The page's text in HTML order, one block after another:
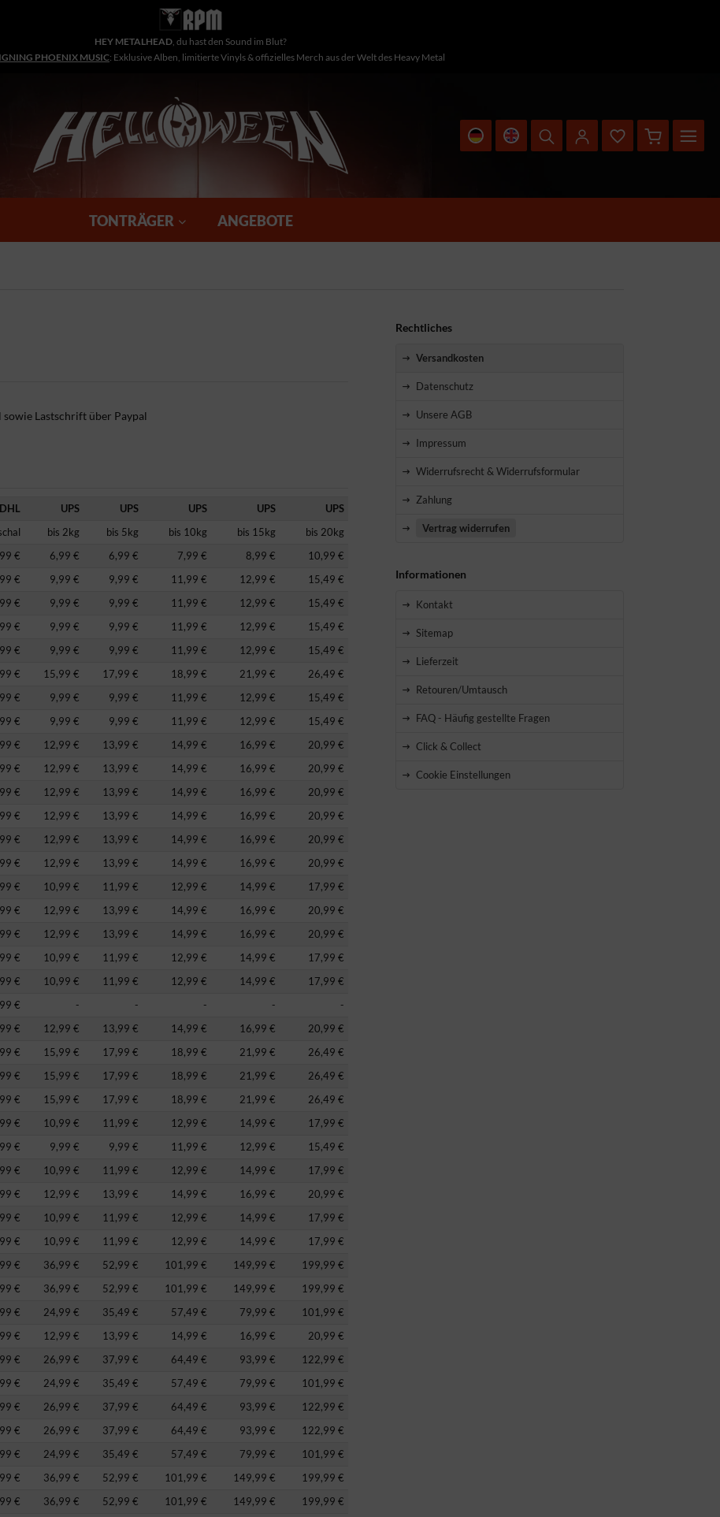
HEY METALHEAD, du hast den Sound im Blut?
PHOENIX MUSIC: Exklusive Alben, limitierte Vinyls & offizielles Merch aus der Welt des Heavy Metal
TONTRÄGER ANGEBOTE
Lastschrift über Paypal
DHL UPS UPS UPS UPS
UPS
bis 2kg bis 5kg bis 10kg bis 15kg
bis 20kg
€ 6,99 € 6,99 € 7,99 € 8,99 €
10,99 €
€ 9,99 € 9,99 € 11,99 € 12,99 €
15,49 €
€ 9,99 € 9,99 € 11,99 € 12,99 €
15,49 €
€ 9,99 € 9,99 € 11,99 € 12,99 €
15,49 €
€ 9,99 € 9,99 € 11,99 € 12,99 €
15,49 €
€ 15,99 € 17,99 € 18,99 € 21,99 €
26,49 €
€ 9,99 € 9,99 € 11,99 € 12,99 €
15,49 €
€ 9,99 € 9,99 € 11,99 € 12,99 €
15,49 €
€ 12,99 € 13,99 € 14,99 € 16,99 €
20,99 €
€ 12,99 € 13,99 € 14,99 € 16,99 €
20,99 €
€ 12,99 € 13,99 € 14,99 € 16,99 €
20,99 €
€ 12,99 € 13,99 € 14,99 € 16,99 €
20,99 €
€ 12,99 € 13,99 € 14,99 € 16,99 €
20,99 €
€ 12,99 € 13,99 € 14,99 € 16,99 €
20,99 €
€ 10,99 € 11,99 € 12,99 € 14,99 €
17,99 €
€ 12,99 € 13,99 € 14,99 € 16,99 €
20,99 €
€ 12,99 € 13,99 € 14,99 € 16,99 €
20,99 €
€ 10,99 € 11,99 € 12,99 € 14,99 €
17,99 €
€ 10,99 € 11,99 € 12,99 € 14,99 €
17,99 €
€ - - - -
-
€ 12,99 € 13,99 € 14,99 € 16,99 €
20,99 €
€ 15,99 € 17,99 € 18,99 € 21,99 €
26,49 €
€ 15,99 € 17,99 € 18,99 € 21,99 €
26,49 €
€ 15,99 € 17,99 € 18,99 € 21,99 €
26,49 €
€ 10,99 € 11,99 € 12,99 € 14,99 €
17,99 €
€ 9,99 € 9,99 € 11,99 € 12,99 €
15,49 €
€ 10,99 € 11,99 € 12,99 € 14,99 €
17,99 €
€ 12,99 € 13,99 € 14,99 € 16,99 €
20,99 €
€ 10,99 € 11,99 € 12,99 € 14,99 €
17,99 €
€ 10,99 € 11,99 € 12,99 € 14,99 €
17,99 €
€ 36,99 € 52,99 € 101,99 € 149,99 €
199,99 €
€ 36,99 € 52,99 € 101,99 € 149,99 €
199,99 €
€ 24,99 € 35,49 € 57,49 € 79,99 €
101,99 €
€ 12,99 € 13,99 € 14,99 € 16,99 €
20,99 €
€ 26,99 € 37,99 € 64,49 € 93,99 €
122,99 €
€ 24,99 € 35,49 € 57,49 € 79,99 €
101,99 €
€ 26,99 € 37,99 € 64,49 € 93,99 €
122,99 €
€ 26,99 € 37,99 € 64,49 € 93,99 €
122,99 €
€ 24,99 € 35,49 € 57,49 € 79,99 €
101,99 €
€ 36,99 € 52,99 € 101,99 € 149,99 €
199,99 €
€ 36,99 € 52,99 € 101,99 € 149,99 €
199,99 €
Rechtliches
Versandkosten
Datenschutz
Unsere AGB
Impressum
Widerrufsrecht & Widerrufsformular
Zahlung
Vertrag widerrufen
Informationen
Kontakt
Sitemap
Lieferzeit
Retouren/Umtausch
FAQ - Häufig gestellte Fragen
Click & Collect
Cookie Einstellungen